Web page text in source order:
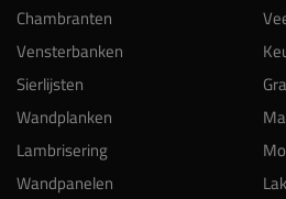
Chambranten
Vensterbanken
Sierlijsten
Wandplanken
Lambrisering
Wandpanelen